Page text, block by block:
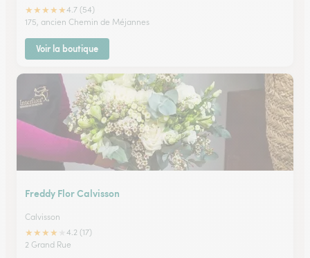
★★★★★4.7 (54)
175, ancien Chemin de Méjannes
Voir la boutique
Freddy Flor Calvisson
Calvisson
★★★★
4.2 (17)
2 Grand Rue